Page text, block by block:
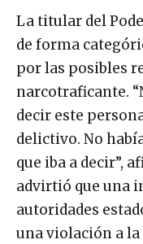
La titular del
de forma
por las posibles
narcotraficante.
decir este
delictivo. No
que iba a decir”,
advirtió que una
autoridades
una violación a